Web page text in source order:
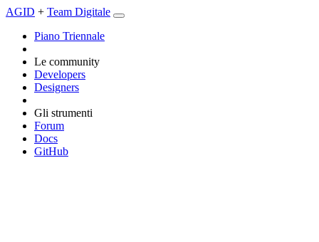
AGID + Team Digitale
Piano Triennale
Le community
Developers
Designers
Gli strumenti
Forum
Docs
GitHub